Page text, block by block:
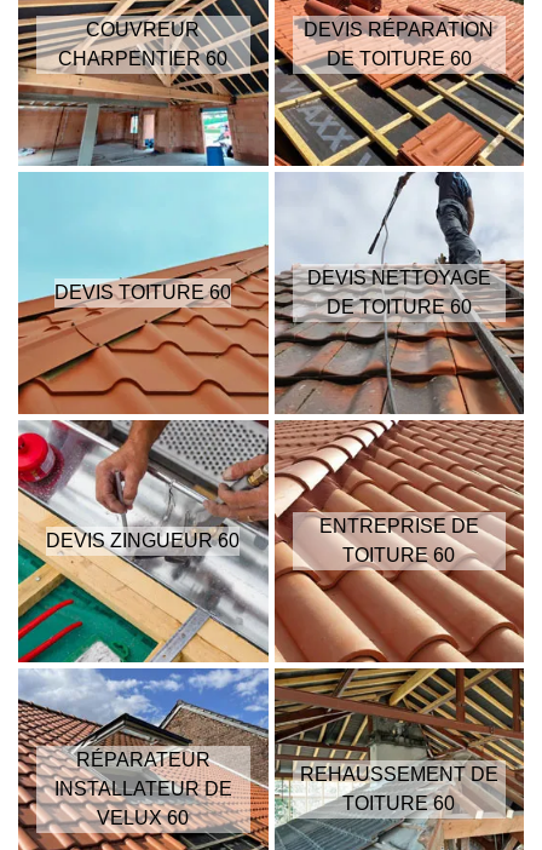
COUVREUR
CHARPENTIER 60
DEVIS RÉPARATION
DE TOITURE 60
DEVIS TOITURE 60
DEVIS NETTOYAGE
DE TOITURE 60
DEVIS ZINGUEUR 60
ENTREPRISE DE
TOITURE 60
RÉPARATEUR
INSTALLATEUR DE
VELUX 60
REHAUSSEMENT DE
TOITURE 60